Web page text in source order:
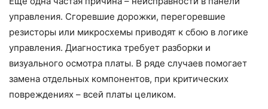
управления. Сгоревшие дорожки, перегоревшие
резисторы или микросхемы приводят к сбою в логике
управления. Диагностика требует разборки и
визуального осмотра платы. В ряде случаев помогает
замена отдельных компонентов, при критических
повреждениях – всей платы целиком.